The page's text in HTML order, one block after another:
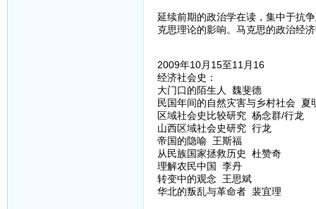
延续前期的政治学在读，集中于抗
克思理论的影响。马克思的政治经
2009年10月15至11月16
经济社会史：
大门口的陌生人 魏斐德
民国年间的自然灾害与乡村社会 夏
区域社会史比较研究 杨念群/行龙
山西区域社会史研究 行龙
帝国的隐喻 王斯福
从民族国家拯救历史 杜赞奇
理解农民中国 李丹
转变中的观念 王思斌
华北的叛乱与革命者 裴宜理